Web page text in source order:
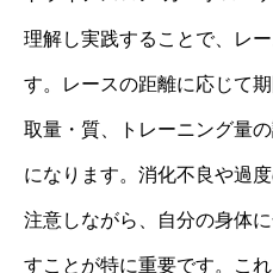
理解し実践することで、レ
す。レースの距離に応じて
取量・質、トレーニング量
になります。消化不良や過
注意しながら、自分の身体
すことが特に重要です。こ